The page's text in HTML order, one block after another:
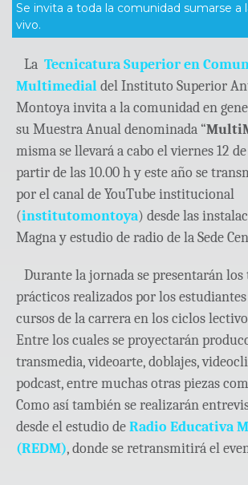
Se invita a toda la comunidad sumarse a
vivo.
La Tecnicatura Superior en
Multimedialdel Instituto Superior
Montoya invita a la comunidad en
su Muestra Anual denominada “
misma se llevará a cabo el viernes 12
partir de las 10.00 h y este año se
por el canal de YouTube institucional
(institutomontoya) desde las
Magna y estudio de radio de la Sede
Durante la jornada se presentarán los
prácticos realizados por los
cursos de la carrera en los ciclos
Entre los cuales se proyectarán
transmedia, videoarte, doblajes,
podcast, entre muchas otras piezas
Como así también se realizarán
desde el estudio deRadio Educativa
(REDM), donde se retransmitirá el